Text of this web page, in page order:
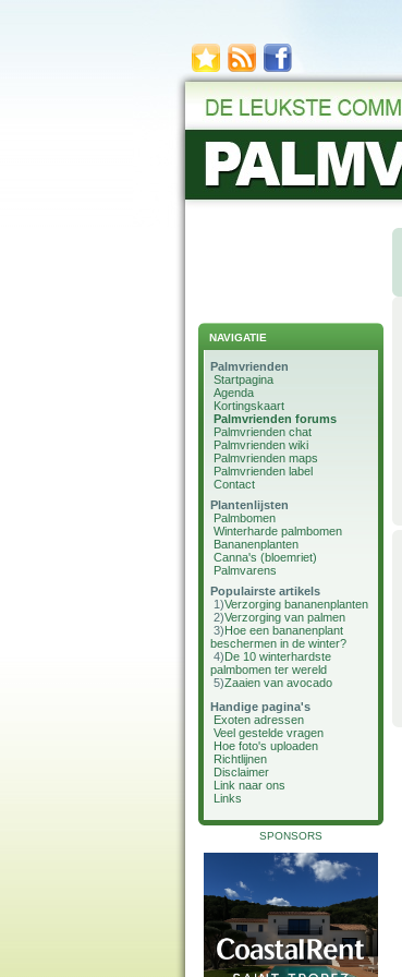
NAVIGATIE
Palmvrienden
Startpagina
Agenda
Kortingskaart
Palmvrienden forums
Palmvrienden chat
Palmvrienden wiki
Palmvrienden maps
Palmvrienden label
Contact
Plantenlijsten
Palmbomen
Winterharde palmbomen
Bananenplanten
Canna's (bloemriet)
Palmvarens
Populairste artikels
1)Verzorging bananenplanten
2)Verzorging van palmen
3)Hoe een bananenplant
beschermen in de winter?
4)De 10 winterhardste
palmbomen ter wereld
5)Zaaien van avocado
Handige pagina's
Exoten adressen
Veel gestelde vragen
Hoe foto's uploaden
Richtlijnen
Disclaimer
Link naar ons
Links
SPONSORS